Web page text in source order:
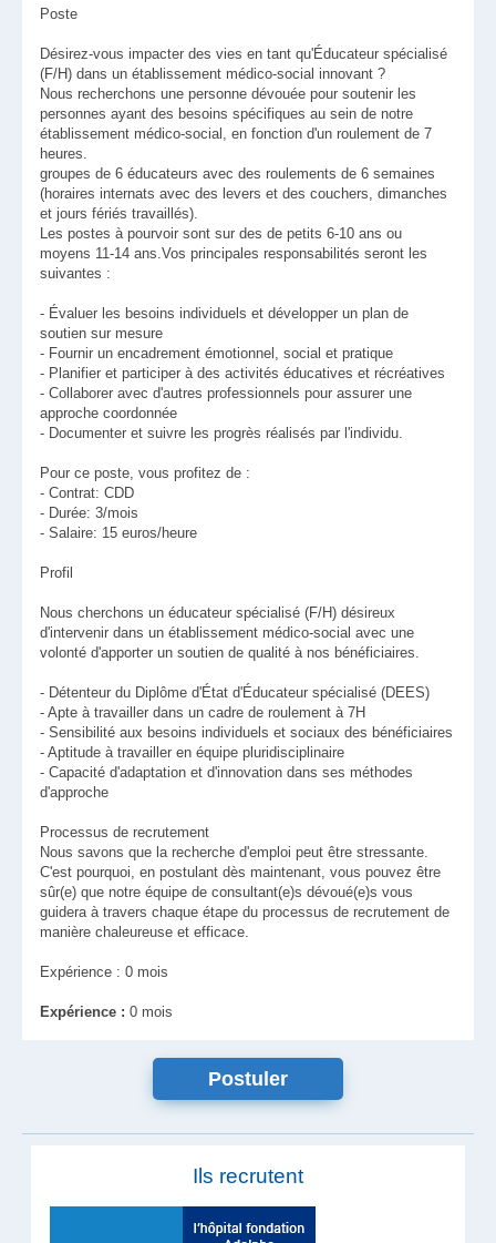
Poste
Désirez-vous impacter des vies en tant qu'Éducateur spécialisé
(F/H) dans un établissement médico-social innovant ?
Nous recherchons une personne dévouée pour soutenir les
personnes ayant des besoins spécifiques au sein de notre
établissement médico-social, en fonction d'un roulement de 7
heures.
groupes de 6 éducateurs avec des roulements de 6 semaines
(horaires internats avec des levers et des couchers, dimanches
et jours fériés travaillés).
Les postes à pourvoir sont sur des de petits 6-10 ans ou
moyens 11-14 ans.Vos principales responsabilités seront les
suivantes :
- Évaluer les besoins individuels et développer un plan de
soutien sur mesure
- Fournir un encadrement émotionnel, social et pratique
- Planifier et participer à des activités éducatives et récréatives
- Collaborer avec d'autres professionnels pour assurer une
approche coordonnée
- Documenter et suivre les progrès réalisés par l'individu.
Pour ce poste, vous profitez de :
- Contrat: CDD
- Durée: 3/mois
- Salaire: 15 euros/heure
Profil
Nous cherchons un éducateur spécialisé (F/H) désireux
d'intervenir dans un établissement médico-social avec une
volonté d'apporter un soutien de qualité à nos bénéficiaires.
- Détenteur du Diplôme d'État d'Éducateur spécialisé (DEES)
- Apte à travailler dans un cadre de roulement à 7H
- Sensibilité aux besoins individuels et sociaux des bénéficiaires
- Aptitude à travailler en équipe pluridisciplinaire
- Capacité d'adaptation et d'innovation dans ses méthodes
d'approche
Processus de recrutement
Nous savons que la recherche d'emploi peut être stressante.
C'est pourquoi, en postulant dès maintenant, vous pouvez être
sûr(e) que notre équipe de consultant(e)s dévoué(e)s vous
guidera à travers chaque étape du processus de recrutement de
manière chaleureuse et efficace.
Expérience : 0 mois
Expérience : 0 mois
Ils recrutent